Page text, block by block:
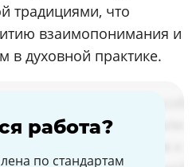
традициями, что
взаимопонимания и
в духовной практике.
работа?
по стандартам